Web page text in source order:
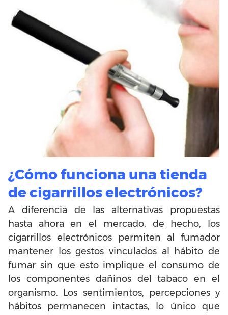
¿Cómo funciona una tienda
de cigarrillos electrónicos?
A diferencia de las alternativas propuestas
hasta ahora en el mercado, de hecho, los
cigarrillos electrónicos permiten al fumador
mantener los gestos vinculados al hábito de
fumar sin que esto implique el consumo de
los componentes dañinos del tabaco en el
organismo. Los sentimientos, percepciones y
hábitos permanecen intactas, lo único que